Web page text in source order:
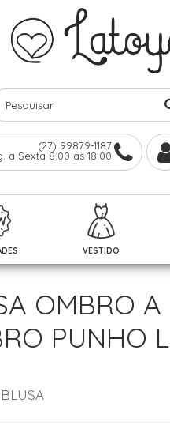
(27) 99879-1187
a Sexta 8:00 as 18:00
VESTIDO
OMBRO A
PUNHO
BLUSA